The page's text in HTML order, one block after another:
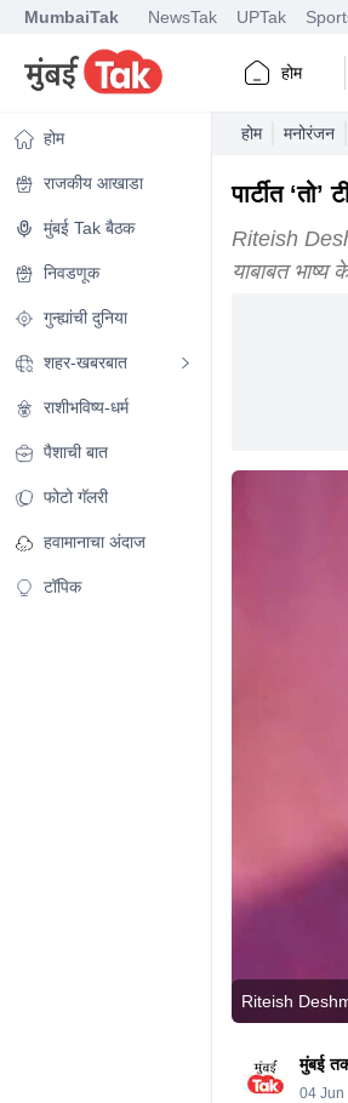
MumbaiTak NewsTak UPTak
होम
होम
राजकीय आखाडा
मुंबई Tak बैठक
निवडणूक
गुन्ह्यांची दुनिया
शहर-खबरबात
राशीभविष्य-धर्म
पैशाची बात
फोटो गॅलरी
हवामानाचा अंदाज
टॉपिक
होम मनोरंजन
पार्टीत
Riteish
याबाबत
Riteish
मुंबई
04 Jun